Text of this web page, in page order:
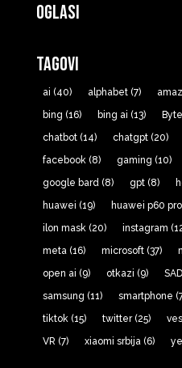
Oglasi
Tagovi
ai (40) alphabet(7)
bing (16) bing ai (13)
chatbot(14) chatgpt(20)
facebook(8) gaming (10)
google bard(8) gpt(8)
huawei (19) huawei p60 pro
ilon mask(20) instagram
meta(16) microsoft(37)
open ai (9) otkazi (9) SAD
samsung (11) smartphone
tiktok(15) twitter(25)
VR (7) xiaomi srbija(6)